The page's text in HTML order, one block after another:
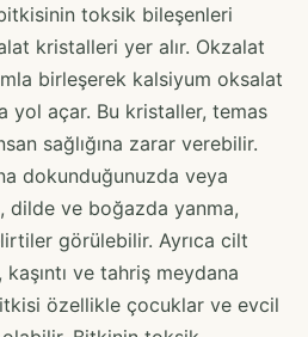
toksik bileşenleri
kristalleri yer alır. Okzalat
birleşerek kalsiyum oksalat
yol açar. Bu kristaller, temas
sağlığına zarar verebilir.
dokunduğunuzda veya
dilde ve boğazda yanma,
görülebilir. Ayrıca cilt
kaşıntı ve tahriş meydana
özellikle çocuklar ve evcil